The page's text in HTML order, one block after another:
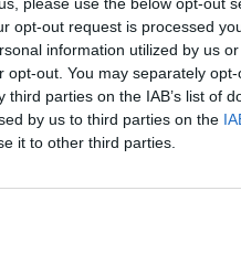
opt-out request is processed
information utilized by us
out. You may separately
parties on the IAB’s list of
by us to third parties on the
it to other third parties.
Cím: Dudás Attila
Műgyűjtők Háza kft.
Budapest
1023.Bp. Zsigmond tér 11.
Telefon: 18008123
nyarán nyitottuk meg
találjanak vevőt
változatos kínálatunkból.